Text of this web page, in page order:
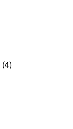
(4)